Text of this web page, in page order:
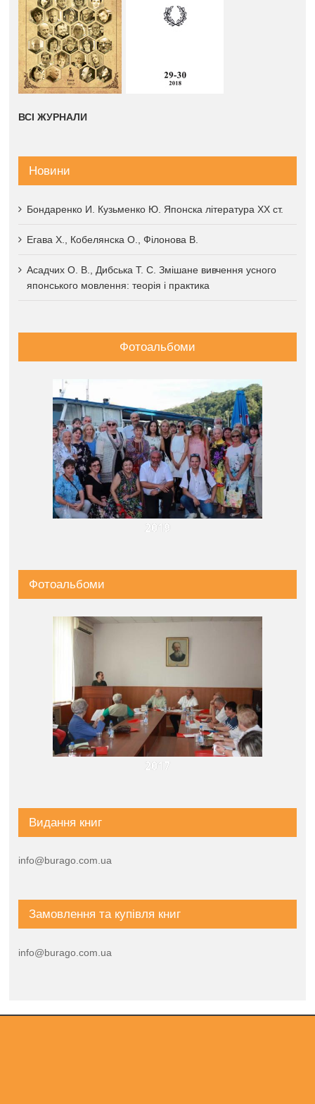
ВСІ ЖУРНАЛИ
Новини
Бондаренко И. Кузьменко Ю. Японска література XX ст.
Егава Х., Кобелянска О., Філонова В.
Асадчих О. В., Дибська Т. С. Змішане вивчення усного
японського мовлення: теорія і практика
Фотоальбоми
2019
Фотоальбоми
2017
Видання книг
info@burago.com.ua
Замовлення та купівля книг
info@burago.com.ua